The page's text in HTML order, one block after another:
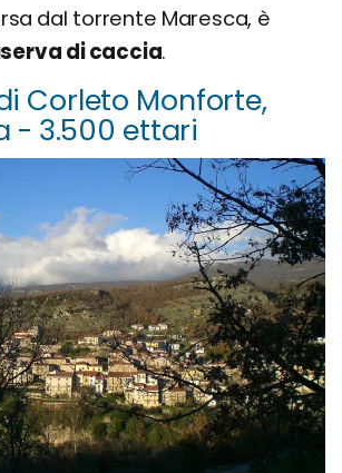
dal torrente Maresca, è
di caccia.
Corleto Monforte,
- 3.500 ettari